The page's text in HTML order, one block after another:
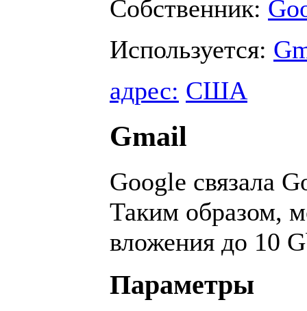
Собственник:
Используется:
адрес: США
Gmail
Google связала
Таким образом,
вложения до 10
Параметры